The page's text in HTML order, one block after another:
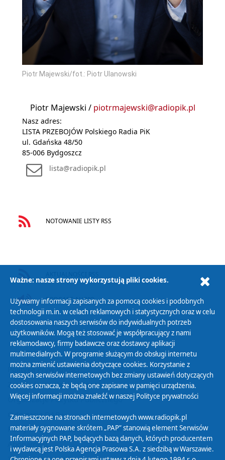
Piotr Majewski/fot.: Piotr Ulanowski
Piotr Majewski / piotrmajewski@radiopik.pl
Nasz adres:
LISTA PRZEBOJÓW Polskiego Radia PiK
ul. Gdańska 48/50
85-006 Bydgoszcz
lista@radiopik.pl
NOTOWANIE LISTY RSS
PODCAST AUDIO
Polityka Prywatności
Zasady korzystania z Serwisu
Organizacje Pożytku Publicznego
Cyfryzacja DAB+
Polityka ochrony danych osobowych
Abonament
Ważne: nasze strony wykorzystują pliki cookies.
Używamy informacji zapisanych za pomocą cookies i podobnych
technologii m.in. w celach reklamowych i statystycznych oraz w celu
dostosowania naszych serwisów do indywidualnych potrzeb
użytkowników. Mogą też stosować je współpracujący z nami
reklamodawcy, firmy badawcze oraz dostawcy aplikacji
multimedialnych. W programie służącym do obsługi internetu
można zmienić ustawienia dotyczące cookies. Korzystanie z
naszych serwisów internetowych bez zmiany ustawień dotyczących
cookies oznacza, że będą one zapisane w pamięci urządzenia.
Więcej informacji można znaleźć w naszej Polityce prywatności
Zamieszczone na stronach internetowych www.radiopik.pl
materiały sygnowane skrótem „PAP” stanowią element Serwisów
Informacyjnych PAP, będących bazą danych, których producentem
i wydawcą jest Polska Agencja Prasowa S.A. z siedzibą w Warszawie.